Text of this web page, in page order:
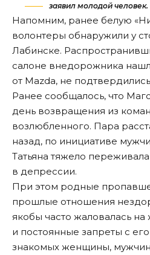
заявил молодой человек.
Напомним, ранее белую
волонтеры обнаружили у
Лабинске.
салоне внедорожника
от Mazda, не
Ранее сообщалось, что
день возвращения из
возлюбленного. Пара
назад, по инициативе
Татьяна тяжело
в депрессии.
При этом родные
прошлые отношения
якобы часто жаловалась на
и постоянные запреты с
знакомых женщины,